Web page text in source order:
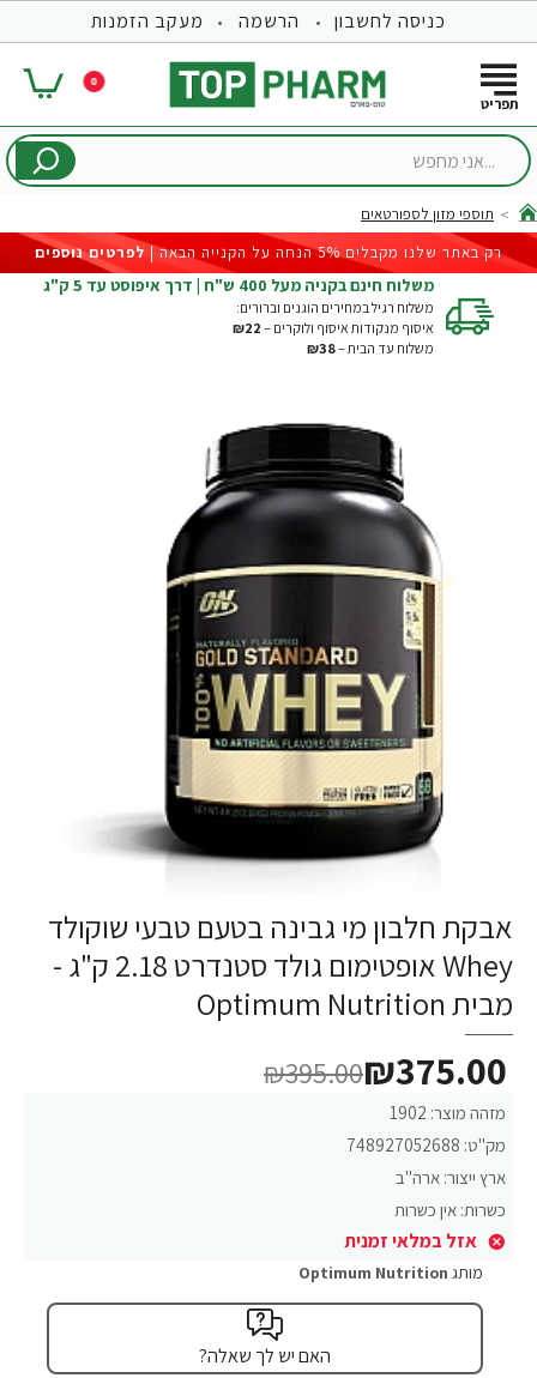
כניסה לחשבון הרשמה מעקב הזמנות
0
...אני
home
תוספי מזון לספורטאים
רק באתר שלנו מקבלים 5% הנחה על הקנייה הבאה |
לפרטים נוספים
משלוח חינם בקניה מעל 400 ש"ח | דרך איפוסט עד 5 ק"ג
משלוח רגיל במחירים הוגנים וברורים:
איסוף מנקודות איסוף ולוקרים – ₪22
משלוח עד הבית –₪38
-5%
אבקת חלבון מי גבינה בטעם טבעי שוקולד
Whey אופטימום גולד סטנדרט 2.18 ק"ג -
מבית Optimum Nutrition
מזהה מוצר: 1902
מק"ט: 748927052688
ארץ ייצור: ארה"ב
כשרות: אין כשרות
אזל במלאי זמנית
₪375.00
₪395.00
מותג Optimum Nutrition
האם יש לך שאלה?